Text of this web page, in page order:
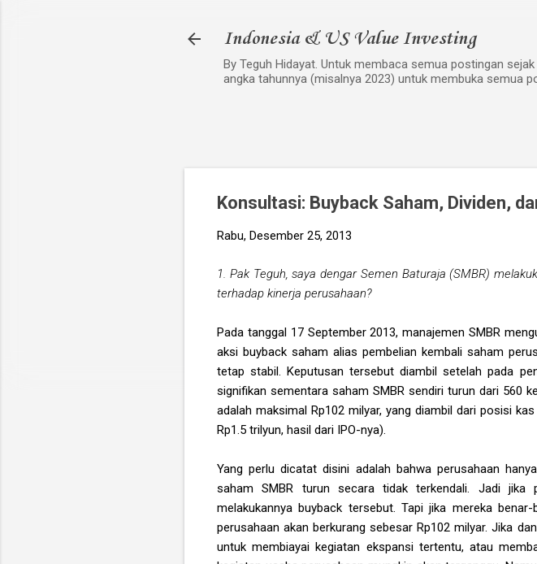
Indonesia & US Value Investing
By Teguh Hidayat. Untuk membaca semua postingan
angka tahunnya (misalnya 2023) untuk membuka semua
Konsultasi: Buyback Saham, Dividen,
Rabu, Desember 25, 2013
1. Pak Teguh, saya dengar Semen Baturaja (SMBR)
terhadap kinerja perusahaan?
Pada tanggal 17 September 2013, manajemen SMBR
aksi buyback saham alias pembelian kembali saham
tetap stabil. Keputusan tersebut diambil setelah pada
signifikan sementara saham SMBR sendiri turun dari 560
adalah maksimal Rp102 milyar, yang diambil dari posisi
Rp1.5 trilyun, hasil dari IPO-nya).
Yang perlu dicatat disini adalah bahwa perusahaan
saham SMBR turun secara tidak terkendali. Jadi jika
melakukannya buyback tersebut. Tapi jika mereka
perusahaan akan berkurang sebesar Rp102 milyar. Jika
untuk membiayai kegiatan ekspansi tertentu, atau